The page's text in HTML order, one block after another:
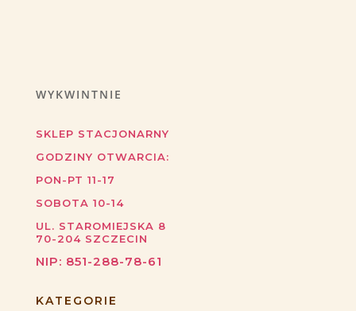
WYKWINTNIE
SKLEP STACJONARNY
GODZINY OTWARCIA:
PON-PT 11-17
SOBOTA 10-14
UL. STAROMIEJSKA 8
70-204 SZCZECIN
NIP: 851-288-78-61
KATEGORIE